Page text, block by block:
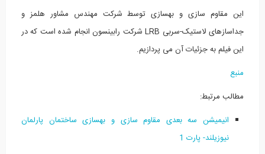
این مقاوم سازی و بهسازی توسط شرکت مهندس مشاور هلمز و
جداسازهای لاستیک-سربی LRB شرکت رابینسون انجام شده است که در
این فیلم به جزئیات آن می پردازیم.
منبع
مطالب مرتبط:
انیمیشن سه بعدی مقاوم سازی و بهسازی ساختمان پارلمان
نیوزیلند- پارت 1